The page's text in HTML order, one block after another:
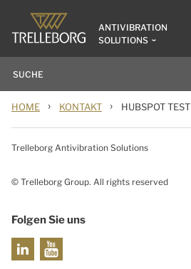
ANTIVIBRATION
SOLUTIONS
HOME › KONTAKT › HUBSPOT TEST
Trelleborg Antivibration Solutions
© Trelleborg Group. All rights reserved
Folgen Sie uns